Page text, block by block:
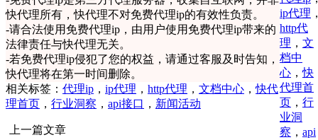
快代理所有，快代理不对免费代理ip的有效性负责。
-请合法使用免费代理ip，由用户使用免费代理ip带来的
法律责任与快代理无关。
-若免费代理ip侵犯了您的权益，请通过客服及时告知，
快代理将在第一时间删除。
相关标签： 代理ip ， ip代理 ， http代理 ， 文档中心 ，快代
理首页 ， 行业洞察 ， api接口 ， 新闻活动
上一篇文章
ip代理
http代
理 ， 文
档中
心 ，快
代理首
页 ， 行
业洞
察 ， api